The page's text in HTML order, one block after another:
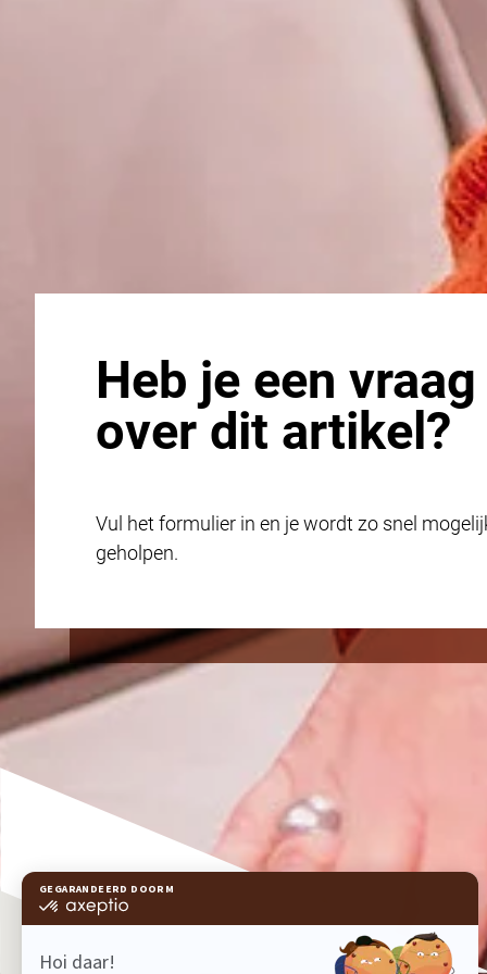
Heb je een vraag
over dit artikel?
Vul het formulier in en je wordt zo snel
geholpen.